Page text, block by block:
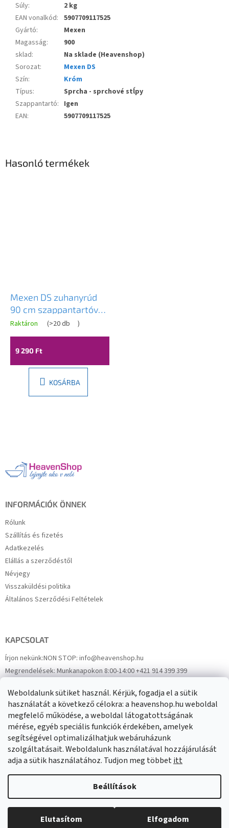
Weboldalunk sütiket használ. Kérjük, fogadja el a sütik
használatát a következő célokra: a heavenshop.hu weboldal
megfelelő működése, a weboldal látogatottságának
mérése, egyéb speciális funkciók érdekében, amelyek
segítségével optimalizálhatjuk webáruházunk
szolgáltatásait. Weboldalunk használatával hozzájárulását
adja a sütik használatához. Tudjon meg többetitt
Beállítások
Elutasítom Elfogadom
Súly:
2 kg
EAN vonalkód: 5907709117525
Gyártó:
Mexen
Magasság:
900
sklad:
Na sklade (Heavenshop)
Sorozat:
Mexen DS
Szín:
Króm
Típus:
Sprcha - sprchové stĺpy
Szappantartó: Igen
EAN: 5907709117525
Hasonló termékek
Mexen DS zuhanyrúd
90 cm szappantartóval,
csaptelep nélkül,
fekete, 79383-70
Raktáron (>20 db )
9 290 Ft
KOSÁRBA
INFORMÁCIÓK ÖNNEK
Rólunk
Szállítás és fizetés
Adatkezelés
Elállás a szerződéstől
Névjegy
Visszaküldési politika
Általános Szerződési Feltételek
KAPCSOLAT
Írjon nekünk:NON STOP: info@heavenshop.hu
Megrendelések:Munkanapokon 8:00-14:00 +421 914 399 399
FacebookHeavenShop.sk
Eredményeink